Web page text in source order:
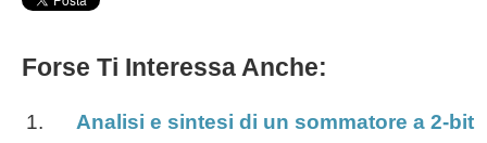
Forse Ti Interessa Anche:
Analisi e sintesi di un sommatore a 2-bit